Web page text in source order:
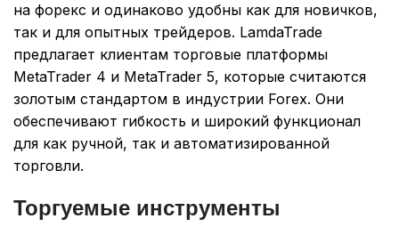
на форекс и одинаково удобны как для новичков,
так и для опытных трейдеров. LamdaTrade
предлагает клиентам торговые платформы
MetaTrader 4 и MetaTrader 5, которые считаются
золотым стандартом в индустрии Forex. Они
обеспечивают гибкость и широкий функционал
для как ручной, так и автоматизированной
торговли.
Торгуемые инструменты